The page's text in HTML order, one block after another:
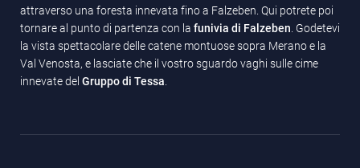
attraverso una foresta innevata fino a Falzeben. Qui potrete poi
tornare al punto di partenza con la funivia di Falzeben . Godetevi
la vista spettacolare delle catene montuose sopra Merano e la
Val Venosta, e lasciate che il vostro sguardo vaghi sulle cime
innevate del Gruppo di Tessa